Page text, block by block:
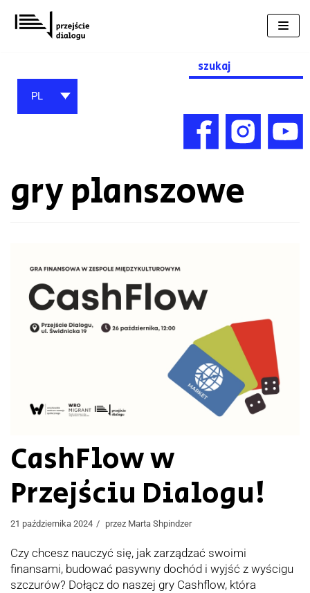
Przejdź
do
Search
for:
PL
gry planszowe
CashFlow w
Przejściu Dialogu!
21 października 2024 przez Marta Shpindzer
Czy chcesz nauczyć się, jak zarządzać swoimi
finansami, budować pasywny dochód i wyjść z wyścigu
szczurów? Dołącz do naszej gry Cashflow, która